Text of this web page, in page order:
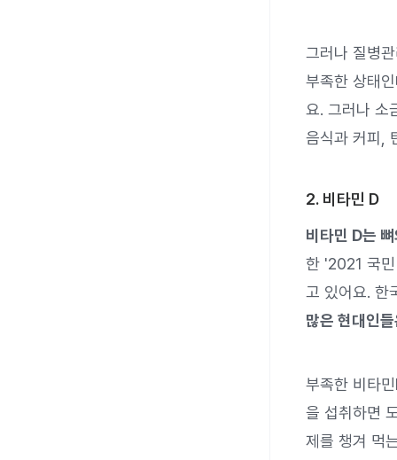
그러나 질병
부족한 상태
요. 그러나 소
음식과 커피,
2. 비타민 D
비타민 D는
한 '2021 국
고 있어요. 한
많은 현대인
부족한 비타
을 섭취하면
제를 챙겨 먹